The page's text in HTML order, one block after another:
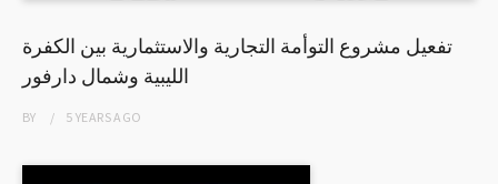
تفعيل مشروع التوأمة التجارية والاستثمارية بين الكفرة
الليبية وشمال دارفور
BY 5 YEARSAGO